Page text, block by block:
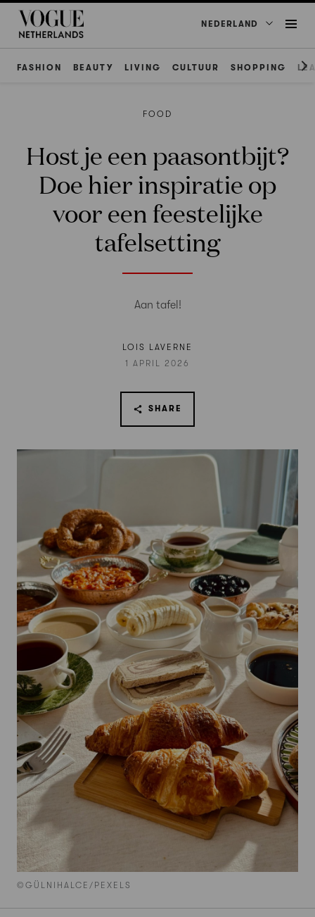
NEDERLAND
FASHION BEAUTY LIVING CULTUUR SHOPPING
©GÜLNIHALCE/PEXELS
FOOD
Host je een paasontbijt?
Doe hier inspiratie op
voor een feestelijke
tafelsetting
Aan tafel!
LOIS LAVERNE
1 APRIL 2026
SHARE